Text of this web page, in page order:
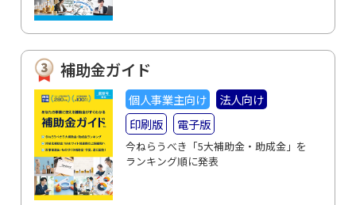
補助金ガイド
個人事業主向け
法人向け
印刷版
電子版
今ねらうべき「5大補助金・助成金」を
ランキング順に発表